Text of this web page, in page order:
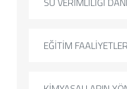
EĞİTİM